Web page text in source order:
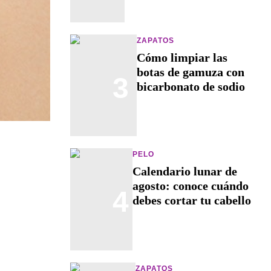
ZAPATOS
Cómo limpiar las
botas de gamuza con
bicarbonato de sodio
PELO
Calendario lunar de
agosto: conoce cuándo
debes cortar tu cabello
ZAPATOS